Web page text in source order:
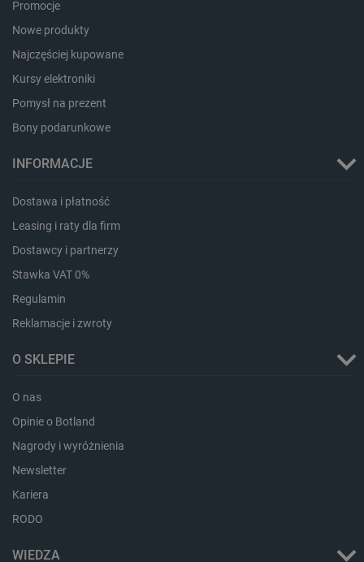
Promocje
Nowe produkty
Najczęściej kupowane
Kursy elektroniki
Pomysł na prezent
Bony podarunkowe
INFORMACJE
Dostawa i płatność
Leasing i raty dla firm
Dostawcy i partnerzy
Stawka VAT 0%
Regulamin
Reklamacje i zwroty
O SKLEPIE
O nas
Opinie o Botland
Nagrody i wyróżnienia
Newsletter
Kariera
RODO
WIEDZA
PrestaShop-[abcdef0123456789]{32}